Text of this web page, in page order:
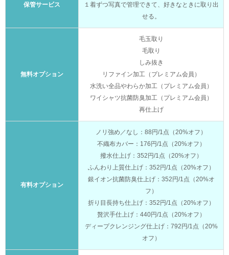
保管サービス
１着ずつ写真で管理できて、好きなときに取り出
せる。
無料オプション
毛玉取り
毛取り
しみ抜き
リファイン加工（プレミアム会員）
水洗い全品やわらか加工（プレミアム会員）
ワイシャツ抗菌防臭加工（プレミアム会員）
再仕上げ
有料オプション
ノリ強め／なし：88円/1点（20%オフ）
不織布カバー：176円/1点（20%オフ）
撥水仕上げ：352円/1点（20%オフ）
ふんわり上質仕上げ：352円/1点（20%オフ）
銀イオン抗菌防臭仕上げ：352円/1点（20%オ
フ）
折り目長持ち仕上げ：352円/1点（20%オフ）
贅沢手仕上げ：440円/1点（20%オフ）
ディープクレンジング仕上げ：792円/1点（20%
オフ）